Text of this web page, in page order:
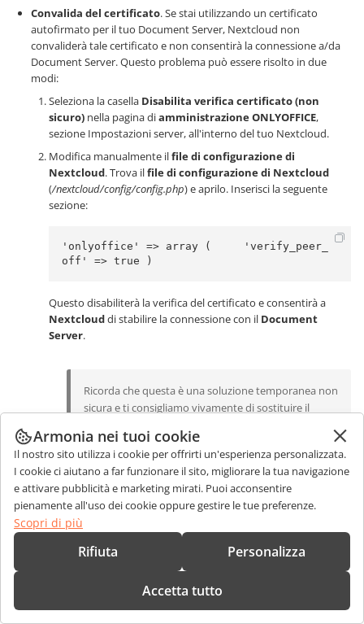
Convalida del certificato. Se stai utilizzando un certificato
autofirmato per il tuo Document Server, Nextcloud non
convaliderà tale certificato e non consentirà la connessione a/da
Document Server. Questo problema può essere risolto in due
modi:
Seleziona la casella Disabilita verifica certificato (non
sicuro) nella pagina diamministrazione ONLYOFFICE,
sezione Impostazioni server, all'interno del tuo Nextcloud.
Modifica manualmente ilfile di configurazione di
Nextcloud. Trova ilfile di configurazione di Nextcloud
(/nextcloud/config/config.php) e aprilo. Inserisci la seguente
sezione:
'onlyoffice' => array (     'verify_peer_
off' => true )
Questo disabiliterà la verifica del certificato e consentirà a
Nextclouddi stabilire la connessione con il Document
Server.
Ricorda che questa è una soluzione temporanea non
sicura e ti consigliamo vivamente di sostituire il
ciò, non dimenticare di deselezionare la casella di
impostazione corrispondente o rimuovere la sezione
sopra dal file di configurazione di Nextcloud.
Condivisione Cloud Federata. Se il documento viene condiviso
utilizzando l'appCondivisione Cloud Federata, la co-modifica tra
le istanze di Nextcloud collegate a diversi server ONLYOFFICE non
possono modificare il documento in modalità di co-modifica, ma
gli utenti di due (o più) server Document diversi non saranno in
Armonia nei tuoi cookie
Il nostro sito utilizza i cookie per offrirti un'esperienza personalizzata.
I cookie ci aiutano a far funzionare il sito, migliorare la tua navigazione
e attivare pubblicità e marketing mirati. Puoi acconsentire
pienamente all'uso dei cookie oppure gestire le tue preferenze.
Scopri di più
Rifiuta Personalizza
Accetta tutto